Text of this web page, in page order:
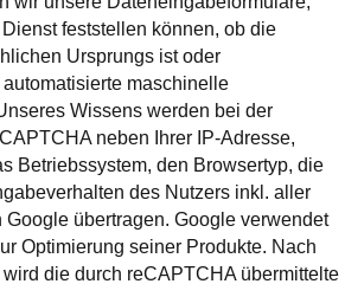
feststellen können, ob die
Ursprungs ist oder
maschinelle
Wissens werden bei der
neben Ihrer IP-Adresse,
Betriebssystem, den Browsertyp, die
des Nutzers inkl. aller
Google übertragen. Google verwendet
Optimierung seiner Produkte. Nach
die durch reCAPTCHA übermittelte